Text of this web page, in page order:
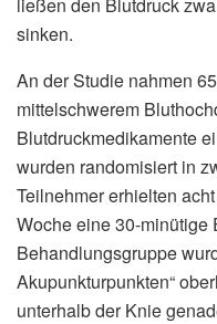
sinken.
An der Studie nahmen
mittelschwerem
Blutdruckmedikamente
wurden randomisiert in
Teilnehmer erhielten
Woche eine 30-minütige
Behandlungsgruppe
Akupunkturpunkten“
unterhalb der Knie